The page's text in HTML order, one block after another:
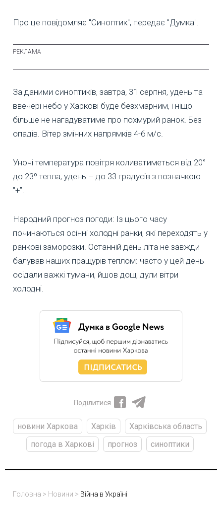
Про це повідомляє "Синоптик", передає "Думка".
За даними синоптиків, завтра, 31 серпня, удень та
ввечері небо у Харкові буде безхмарним, і ніщо
більше не нагадуватиме про похмурий ранок. Без
опадів. Вітер змінних напрямків 4-6 м/с.
Уночі температура повітря коливатиметься від 20°
до 23º тепла, удень – до 33 градусів з позначкою
"+”.
Народний прогноз погоди: Із цього часу
починаються осінні холодні ранки, які переходять у
ранкові заморозки. Останній день літа не завжди
балував наших пращурів теплом: часто у цей день
осідали важкі тумани, йшов дощ, дули вітри
холодні.
Поділитися
новини Харкова Харків
Харківська область
погода в Харкові
прогноз синоптики
Головна > Новини > Війна в Україні